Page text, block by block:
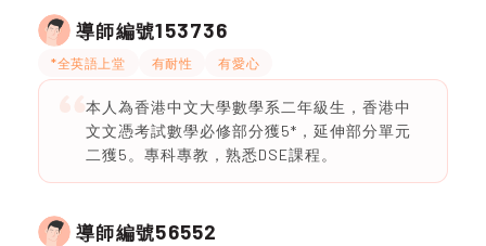
導師編號153736
*全英語上堂 有耐性 有愛心
本人為香港中文大學數學系二年級生，香港中
文文憑考試數學必修部分獲5*，延伸部分單元
二獲5。專科專教，熟悉DSE課程。
導師編號56552